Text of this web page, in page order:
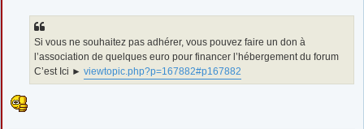
Si vous ne souhaitez pas adhérer, vous pouvez faire un don à
l’association de quelques euro pour financer l’hébergement du forum
C’est Ici ► viewtopic.php?p=167882#p167882